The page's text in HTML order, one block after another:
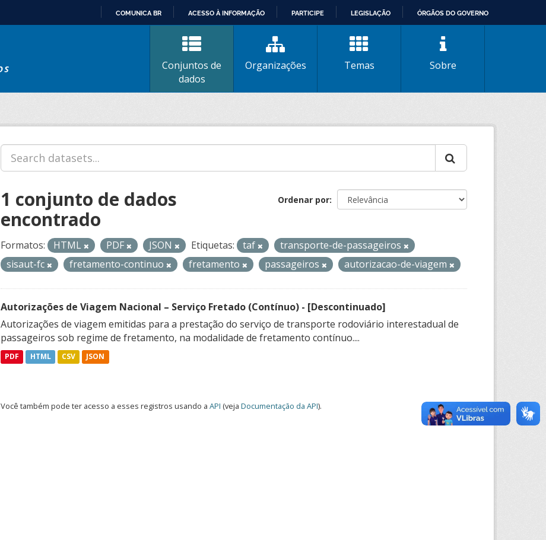
CONTEÚDO
COMUNICA BR ACESSO À INFORMAÇÃO PARTICIPE LEGISLAÇÃO ÓRGÃOS DO GOVERNO
Conjuntos de
dados
Organizações Temas Sobre
Ordenar por
1 conjunto de dados
encontrado
Formatos: HTML PDF JSON Etiquetas: taf
transporte-de-passageiros
sisaut-fc
fretamento-continuo fretamento passageiros autorizacao-de-viagem
Autorizações de Viagem Nacional – Serviço Fretado (Contínuo) - [Descontinuado]
Autorizações de viagem emitidas para a prestação do serviço de transporte rodoviário interestadual de
passageiros sob regime de fretamento, na modalidade de fretamento contínuo....
PDF HTML CSV JSON
Você também pode ter acesso a esses registros usando a API (veja Documentação da API).